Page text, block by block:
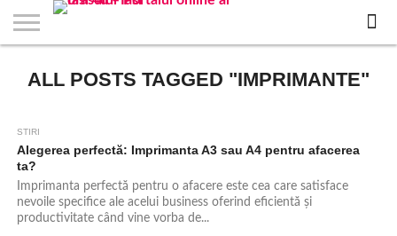
STIRI
APARTAMENTE
NOI IASI
STIRI
IASI
JOBS
IN
FILME
LA
CLUBURI /
DISCOTECI
BARURI /
CAFENELE
SALI DE
FORTA
SALOANE DE
INFRUMUSETARE
AGENTII
DE
RESTAURANTE
IN IASI
PIZZA
IN
PISCINA
IN IASI
FLORARII
RADIO
LIVE
SPALATORII
AUTO
TRACTARI
AUTO
TAXI
IN
CINEMA
TEATRU
HOTELURI
/
TEREN
SPORTIV
TEREN
TENIS
FARMACII
NON
COFFEE-
TO-GO
FIRME DE
PUBLICITATE
RENT
A
ALL POSTS TAGGED "IMPRIMANTE"
STIRI
Alegerea perfectă: Imprimanta A3 sau A4 pentru afacerea
ta?
Imprimanta perfectă pentru o afacere este cea care satisface
nevoile specifice ale acelui business oferind eficientă și
productivitate când vine vorba de...